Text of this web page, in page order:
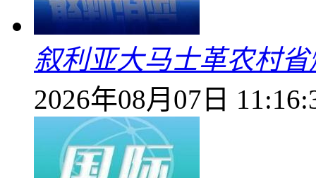
叙利亚大马士革农村
2026年08月07日